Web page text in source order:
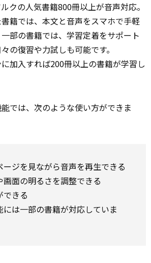
クの人気書籍800冊以上が音声対応。
書籍では、本文と音声をスマホで手軽
部の書籍では、学習定着をサポート
の復習や力試しも可能です。
加入すれば200冊以上の書籍が学習し
では、次のような使い方ができま
ジを見ながら音声を再生できる
面の明るさを調整できる
きる
は一部の書籍が対応していま